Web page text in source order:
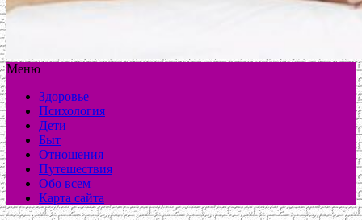
Меню
Здоровье
Психология
Дети
Быт
Отношения
Путешествия
Обо всем
Карта сайта